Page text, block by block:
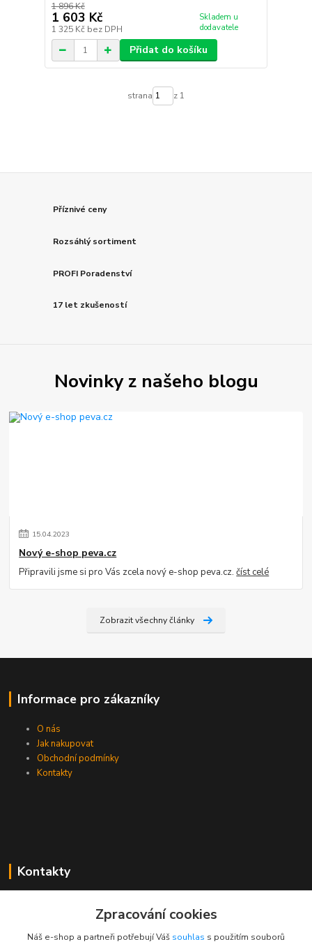
1 896 Kč
1 603 Kč
1 325 Kč bez DPH
Skladem u
dodavatele
Přidat do košíku
strana z 1
Příznivé ceny
Rozsáhlý sortiment
PROFI Poradenství
17 let zkušeností
Novinky z našeho blogu
15.04.2023
Nový e-shop peva.cz
Připravili jsme si pro Vás zcela nový e-shop peva.cz.číst celé
Zobrazit všechny články
Informace pro zákazníky
O nás
Jak nakupovat
Obchodní podmínky
Kontakty
Kontakty
+420 733 530 378
(Po-Pá, 8-15 hod.)
Zpracování cookies
Náš e-shop a partneři potřebují Váš souhlas s použitím souborů